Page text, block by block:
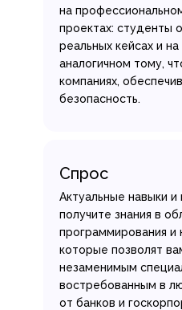
на
проектах: студенты
реальных кейсах и
аналогичном тому,
компаниях,
безопасность.
Актуальные навыки и
получите знания в
программирования и
которые позволят
незаменимым
востребованным в
от банков и
Спрос